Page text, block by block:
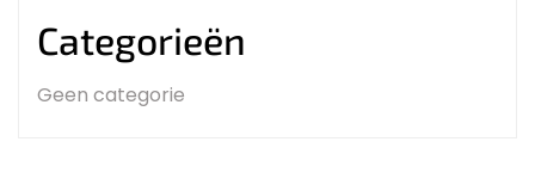
Categorieën
Geen categorie